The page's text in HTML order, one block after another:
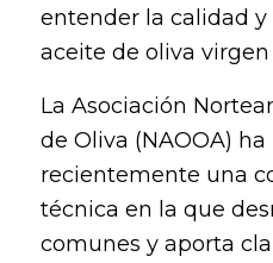
entender la calidad y
aceite de oliva virgen
La Asociación
de Oliva (NAOOA)
recientemente una
técnica en la que
comunes y aporta